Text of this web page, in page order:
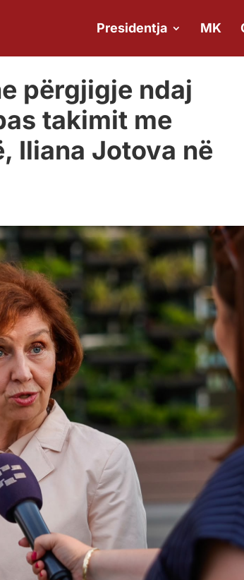
Presidentja MK
përgjigje ndaj
takimit me
Iliana Jotova në